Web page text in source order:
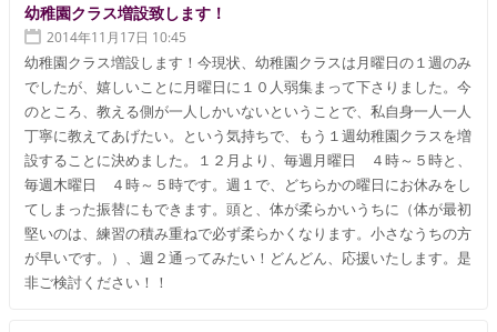
幼稚園クラス増設致します！
2014年11月17日 10:45
幼稚園クラス増設します！今現状、幼稚園クラスは月曜日の１週のみ
でしたが、嬉しいことに月曜日に１０人弱集まって下さりました。今
のところ、教える側が一人しかいないということで、私自身一人一人
丁寧に教えてあげたい。という気持ちで、もう１週幼稚園クラスを増
設することに決めました。１２月より、毎週月曜日 ４時～５時と、
毎週木曜日 ４時～５時です。週１で、どちらかの曜日にお休みをし
てしまった振替にもできます。頭と、体が柔らかいうちに（体が最初
堅いのは、練習の積み重ねで必ず柔らかくなります。小さなうちの方
が早いです。）、週２通ってみたい！どんどん、応援いたします。是
非ご検討ください！！